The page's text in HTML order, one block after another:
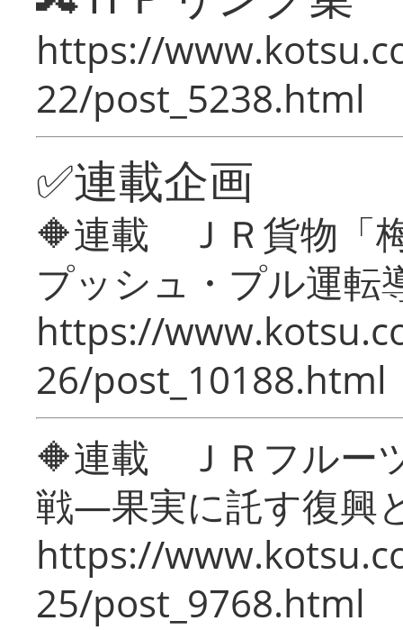
https://
22/post_5238.html
✅連載企画
🔶連載 ＪＲ貨物「
プッシュ・プル運転
https://
26/post_10188.html
🔶連載 ＪＲフルー
戦―果実に託す復興
https://
25/post_9768.html